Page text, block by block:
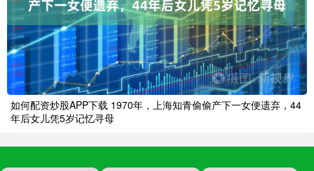
如何配资炒股APP下载 1970年，上海知青偷偷产下一女便遗弃，44
年后女儿凭5岁记忆寻母